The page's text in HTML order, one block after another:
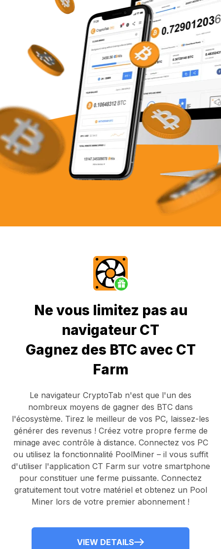
Ne vous limitez pas au
navigateur CT
Gagnez des BTC avec CT
Farm
Le navigateur CryptoTab n'est que l'un des
nombreux moyens de gagner des BTC dans
l'écosystème. Tirez le meilleur de vos PC, laissez-les
générer des revenus ! Créez votre propre ferme de
minage avec contrôle à distance. Connectez vos PC
ou utilisez la fonctionnalité PoolMiner– il vous suffit
d'utiliser l'application CT Farm sur votre smartphone
pour constituer une ferme puissante. Connectez
gratuitement tout votre matériel et obtenez un Pool
Miner lors de votre premier abonnement !
VIEW DETAILS